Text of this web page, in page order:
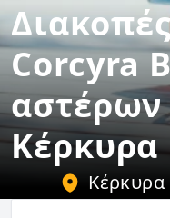
Corcyra
αστέρων
Κέρκυρα
Κέρκυρα